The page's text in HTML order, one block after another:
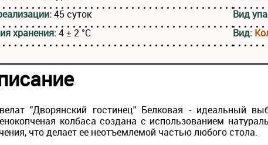
45 суток Вид
хранения:4 ± 2 °С Вид:
"Дворянский гостинец" Белковая - идеальный
колбаса создана с использованием
что делает ее неотъемлемой частью любого стола.